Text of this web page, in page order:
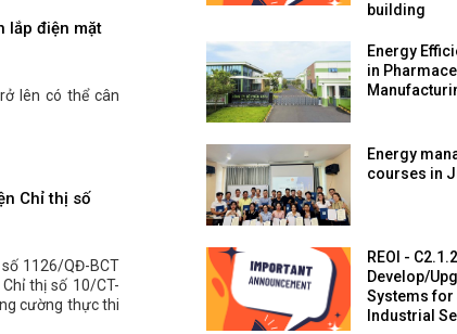
lắp điện mặt
lên có thể cân
Chỉ thị số
1126/QĐ-BCT
thị số 10/CT-
cường thực thi
building
Energy
in
Energy
courses in
REOI -
Develop/
Systems for
Industrial